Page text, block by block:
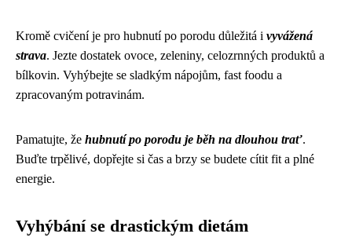
Kromě cvičení je pro hubnutí po porodu důležitá i vyvážená
strava. Jezte dostatek ovoce, zeleniny, celozrnných produktů a
bílkovin. Vyhýbejte se sladkým nápojům, fast foodu a
zpracovaným potravinám.
Pamatujte, že hubnutí po porodu je běh na dlouhou trať.
Buďte trpělivé, dopřejte si čas a brzy se budete cítit fit a plné
energie.
Vyhýbání se drastickým dietám